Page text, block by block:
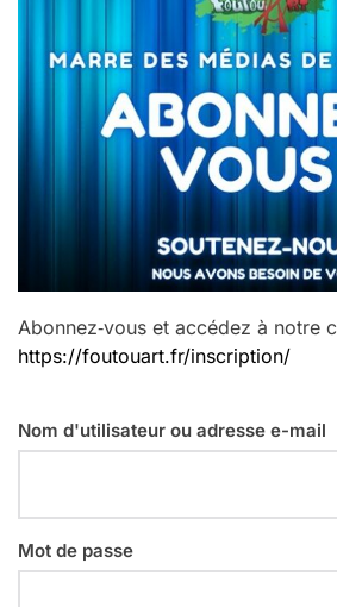
Abonnez‑vous et accédez à notre
https://foutouart.fr/inscription/
Nom d'utilisateur ou adresse e-mail
Mot de passe